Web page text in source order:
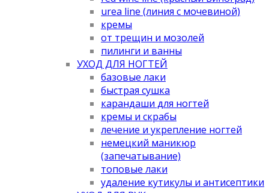
urea line (линия с мочевиной)
кремы
от трещин и мозолей
пилинги и ванны
УХОД ДЛЯ НОГТЕЙ
базовые лаки
быстрая сушка
карандаши для ногтей
кремы и скрабы
лечение и укрепление ногтей
немецкий маникюр
(запечатывание)
топовые лаки
удаление кутикулы и антисептики